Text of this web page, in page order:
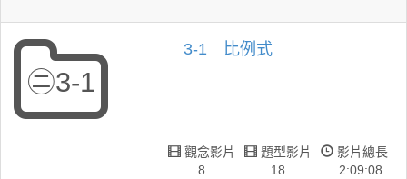
㊁3-1
3-1 比例式
影片總長
2:09:08
題型影片
18
觀念影片
8